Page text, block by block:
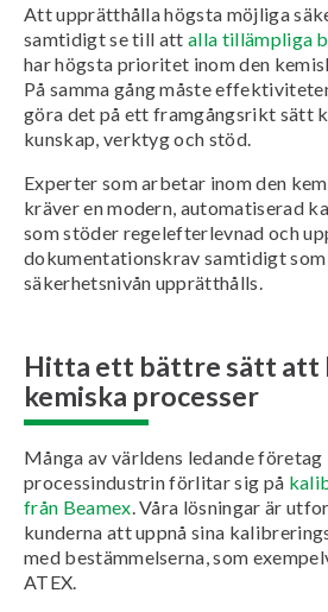
Att upprätthålla högsta möjliga
samtidigt se till attalla tillämpliga
har högsta prioritet inom den
På samma gång måste
göra det på ett framgångsrikt sätt
kunskap, verktyg och stöd.
Experter som arbetar inom den
kräver en modern, automatiserad
som stöder regelefterlevnad och
dokumentationskrav samtidigt som
säkerhetsnivån upprätthålls.
Hitta ett bättre sätt att
kemiska processer
Många av världens ledande
processindustrin förlitar sig på
från Beamex . Våra lösningar är
kunderna att uppnå sina
med bestämmelserna, som
ATEX.